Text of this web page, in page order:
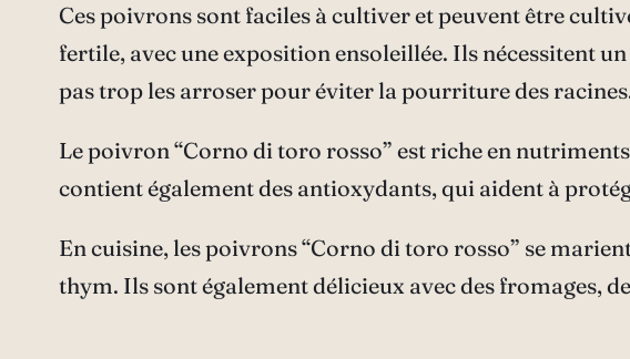
Ces poivrons sont faciles à cultiver et peuvent être
fertile, avec une exposition ensoleillée. Ils nécessitent
pas trop les arroser pour éviter la pourriture des
Le poivron “Corno di toro rosso” est riche en
contient également des antioxydants, qui aident à
En cuisine, les poivrons “Corno di toro rosso” se
thym. Ils sont également délicieux avec des fromages,